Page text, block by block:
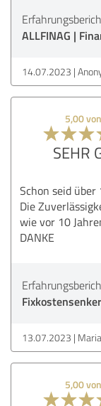
ALLFINAG |
14.07.2023
5,00
SEHR
Schon seid
Die
wie vor 10
DANKE
13.07.2023 Maria
5,00